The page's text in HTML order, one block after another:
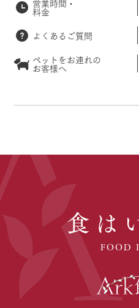
営業時間・
料金
よくあるご質問
ペットをお連れの
お客様へ
食は
FOOD